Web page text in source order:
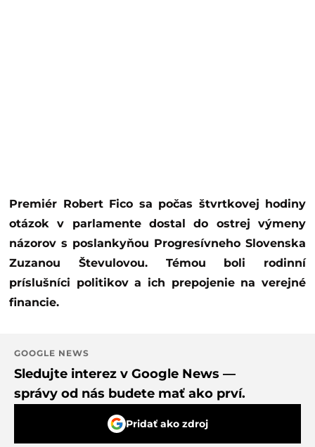
Premiér Robert Fico sa počas štvrtkovej hodiny
otázok v parlamente dostal do ostrej výmeny
názorov s poslankyňou Progresívneho Slovenska
Zuzanou Števulovou. Témou boli rodinní
príslušníci politikov a ich prepojenie na verejné
financie.
GOOGLE NEWS
Sledujte interez v Google News —
správy od nás budete mať ako prví.
Pridať ako zdroj